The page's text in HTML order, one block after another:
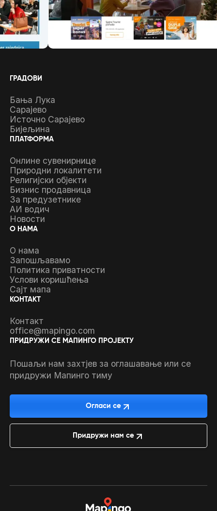
ГРАДОВИ
Бања Лука
Сарајево
Источно Сарајево
Бијељина
ПЛАТФОРМА
Онлине сувенирнице
Природни локалитети
Религијски објекти
Бизнис продавница
За предузетнике
АИ водич
Новости
О НАМА
О нама
Запошљавамо
Политика приватности
Услови коришћења
Сајт мапа
КОНТАКТ
Контакт
office@mapingo.com
ПРИДРУЖИ СЕ МАПИНГО ПРОЈЕКТУ
Пошаљи нам захтјев за оглашавање или се
придружи Мапинго тиму
Огласи се
Придружи нам се